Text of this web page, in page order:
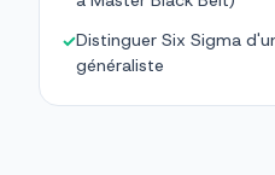
✓Distinguer Six Sigma
généraliste